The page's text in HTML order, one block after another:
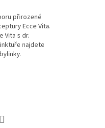
přirozené
Ecce Vita.
Vita s dr.
najdete